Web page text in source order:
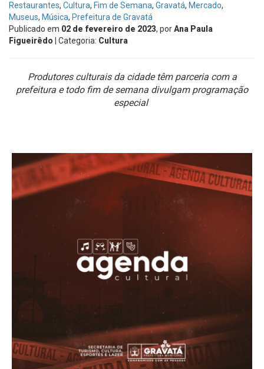
Restaurantes, Cultura, Fim de Semana, Gravatá, Mercado,
Museus, Música, Prefeitura de Gravatá
Publicado em 02 de fevereiro de 2023, porAna Paula
Figueirêdo | Categoria: Cultura
Produtores culturais da cidade têm parceria com a
prefeitura e todo fim de semana divulgam programação
especial